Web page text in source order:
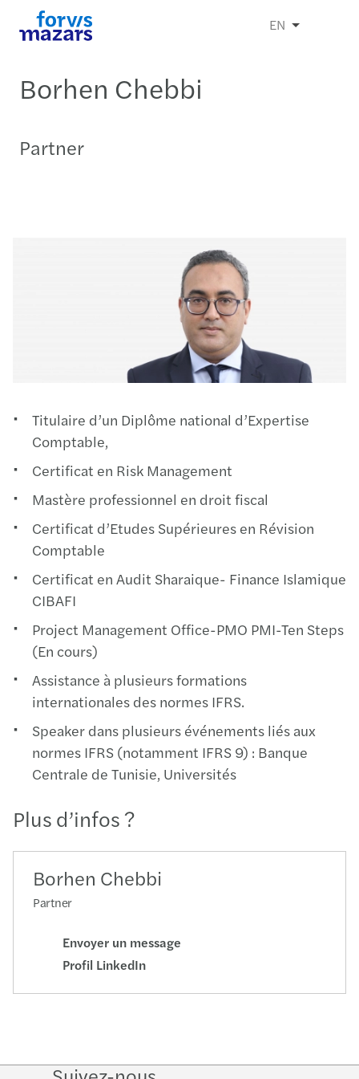
EN
Borhen Chebbi
Partner
Titulaire d’un Diplôme national d’Expertise
Comptable,
Certificat en Risk Management
Mastère professionnel en droit fiscal
Certificat d’Etudes Supérieures en Révision
Comptable
Certificat en Audit Sharaique- Finance Islamique
CIBAFI
Project Management Office-PMO PMI-Ten Steps
(En cours)
Assistance à plusieurs formations
internationales des normes IFRS.
Speaker dans plusieurs événements liés aux
normes IFRS (notamment IFRS 9) : Banque
Centrale de Tunisie, Universités
Plus d’infos ?
Borhen Chebbi
Partner
Envoyer un message
Profil LinkedIn